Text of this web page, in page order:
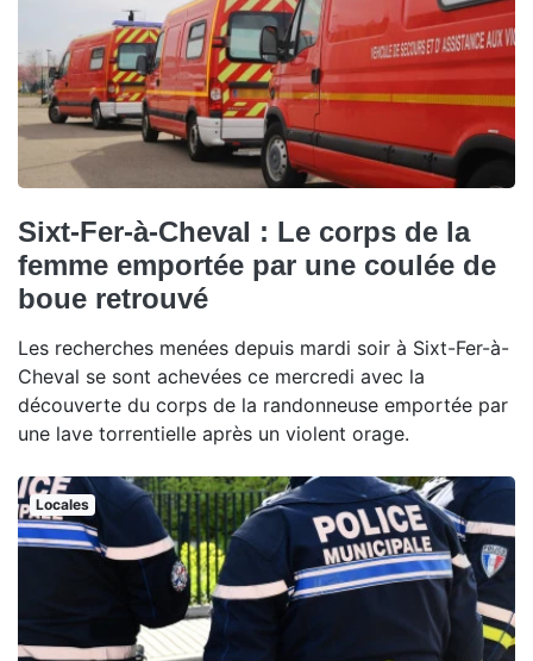
Sixt-Fer-à-Cheval : Le corps de la
femme emportée par une coulée de
boue retrouvé
Les recherches menées depuis mardi soir à Sixt-Fer-à-
Cheval se sont achevées ce mercredi avec la
découverte du corps de la randonneuse emportée par
une lave torrentielle après un violent orage.
Locales